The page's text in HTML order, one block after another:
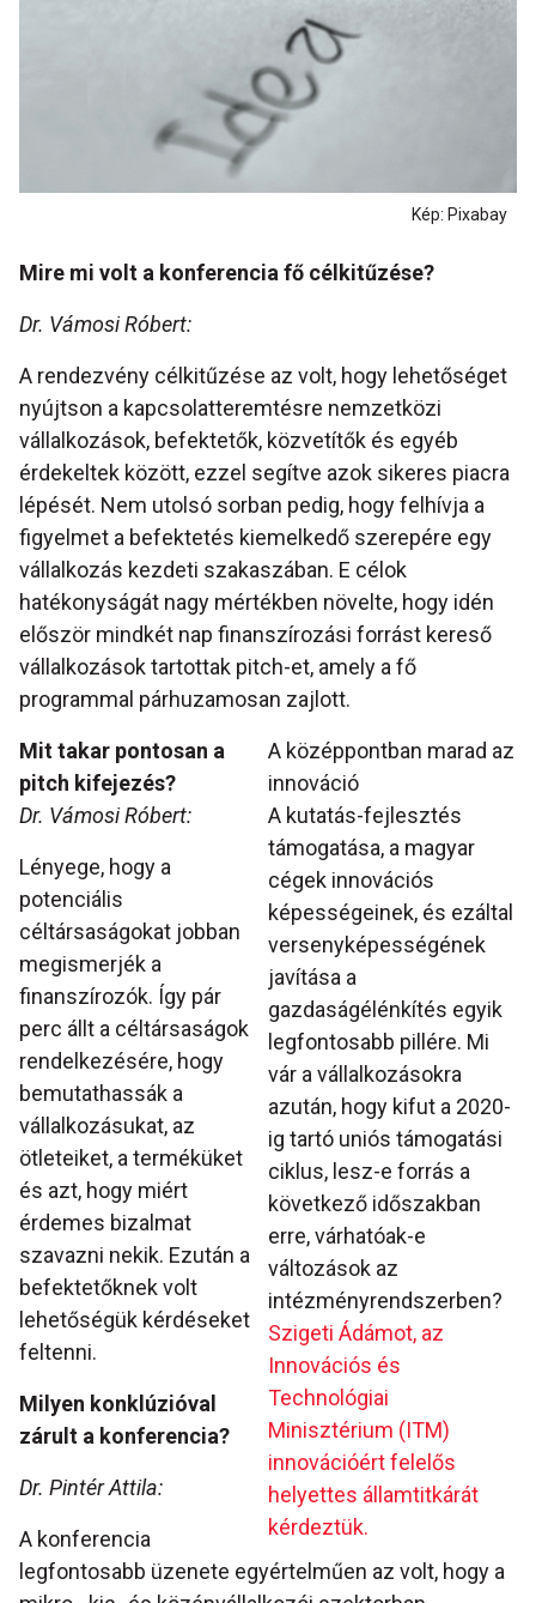
Kép: Pixabay
Mire mi volt a konferencia fő célkitűzése?
Dr. Vámosi Róbert:
A rendezvény célkitűzése az volt, hogy lehetőséget
nyújtson a kapcsolatteremtésre nemzetközi
vállalkozások, befektetők, közvetítők és egyéb
érdekeltek között, ezzel segítve azok sikeres piacra
lépését. Nem utolsó sorban pedig, hogy felhívja a
figyelmet a befektetés kiemelkedő szerepére egy
vállalkozás kezdeti szakaszában. E célok
hatékonyságát nagy mértékben növelte, hogy idén
először mindkét nap finanszírozási forrást kereső
vállalkozások tartottak pitch-et, amely a fő
programmal párhuzamosan zajlott.
A középpontban marad az
innováció
A kutatás-fejlesztés
támogatása, a magyar
cégek innovációs
képességeinek, és ezáltal
versenyképességének
javítása a
gazdaságélénkítés egyik
legfontosabb pillére. Mi
vár a vállalkozásokra
azután, hogy kifut a 2020-
ig tartó uniós támogatási
ciklus, lesz-e forrás a
következő időszakban
erre, várhatóak-e
változások az
intézményrendszerben?
Szigeti Ádámot, az
Innovációs és
Technológiai
Minisztérium (ITM)
innovációért felelős
helyettes államtitkárát
kérdeztük.
Mit takar pontosan a
pitch kifejezés?
Dr. Vámosi Róbert:
Lényege, hogy a
potenciális
céltársaságokat jobban
megismerjék a
finanszírozók. Így pár
perc állt a céltársaságok
rendelkezésére, hogy
bemutathassák a
vállalkozásukat, az
ötleteiket, a terméküket
és azt, hogy miért
érdemes bizalmat
szavazni nekik. Ezután a
befektetőknek volt
lehetőségük kérdéseket
feltenni.
Milyen konklúzióval
zárult a konferencia?
Dr. Pintér Attila:
A konferencia
legfontosabb üzenete egyértelműen az volt, hogy a